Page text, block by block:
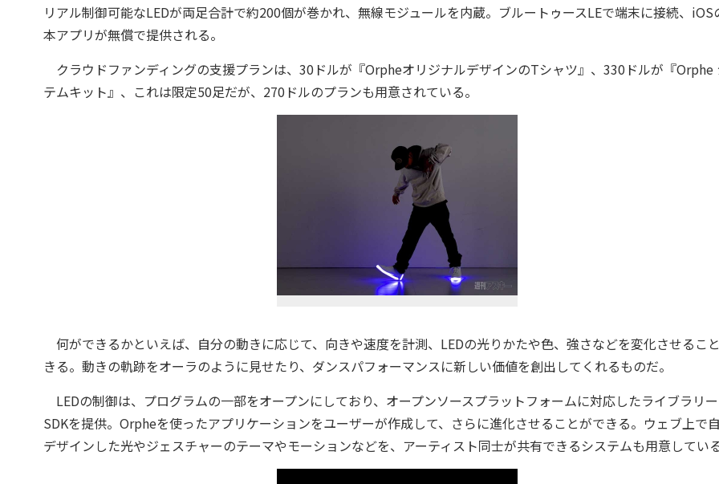
リアル制御可能なLEDが両足合計で約200個が巻かれ、無線モジュールを内蔵。ブルートゥースLEで端末に接続、iOS
本アプリが無償で提供される。
クラウドファンディングの支援プランは、30ドルが『OrpheオリジナルデザインのTシャツ』、330ドルが『Orphe
テムキット』、これは限定50足だが、270ドルのプランも用意されている。
何ができるかといえば、自分の動きに応じて、向きや速度を計測、LEDの光りかたや色、強さなどを変化させるこ
きる。動きの軌跡をオーラのように見せたり、ダンスパフォーマンスに新しい価値を創出してくれるものだ。
LEDの制御は、プログラムの一部をオープンにしており、オープンソースプラットフォームに対応したライブラリ
SDKを提供。Orpheを使ったアプリケーションをユーザーが作成して、さらに進化させることができる。ウェブ上で
デザインした光やジェスチャーのテーマやモーションなどを、アーティスト同士が共有できるシステムも用意してい